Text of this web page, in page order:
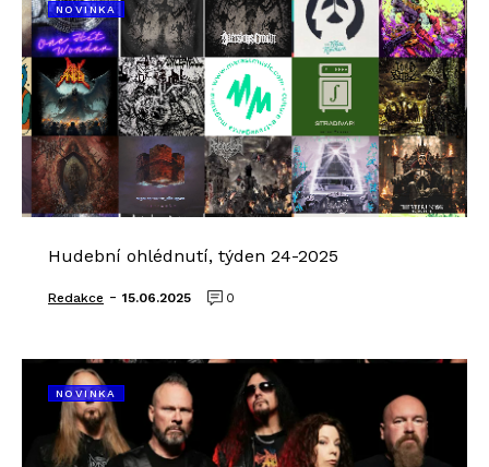
NOVINKA
Hudební ohlédnutí, týden 24-2025
Redakce - 15.06.2025 0
NOVINKA